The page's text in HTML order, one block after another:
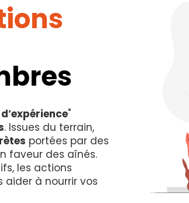
"
. Issues du terrain,
portées par des
faveur des aînés.
les actions
aider à nourrir vos